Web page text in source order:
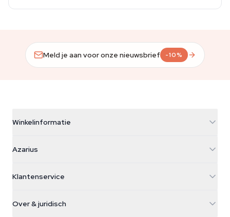
Meld je aan voor onze nieuwsbrief -10%
Winkelinformatie
Galvaniweg 11
Nederland
+31(0)204897914
Azarius
Smokeshop
Klantenservice
Retourbeleid
Over & juridisch